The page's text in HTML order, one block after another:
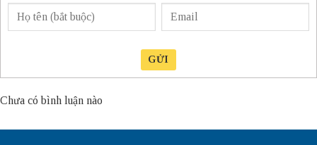
GỬI
Chưa có bình luận nào